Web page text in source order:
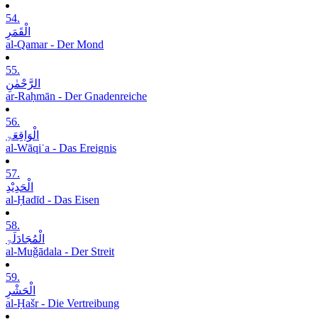
54.
الْقَمَرِ
al-Qamar - Der Mond
55.
الرَّحْمٰنِ
ar-Raḥmān - Der Gnadenreiche
56.
الْوَاقِعَۃِ
al-Wāqiʿa - Das Ereignis
57.
الْحَدِیْدِ
al-Ḥadīd - Das Eisen
58.
الْمُجَادَلَۃِ
al-Muǧādala - Der Streit
59.
الْحَشْرِ
al-Ḥašr - Die Vertreibung